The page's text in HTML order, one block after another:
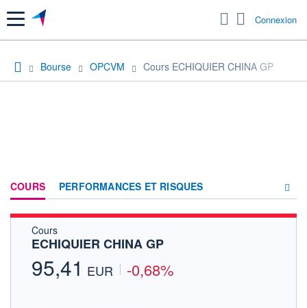
Menu Connexion
Bourse OPCVM Cours ECHIQUIER CHINA GP
COURS PERFORMANCES ET RISQUES
Cours
ECHIQUIER CHINA GP
95,41 EUR -0,68%